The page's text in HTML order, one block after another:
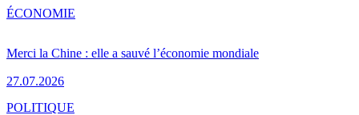
Merci la Chine : elle a sauvé l’économie mondiale
27.07.2026
ÉCONOMIE
POLITIQUE